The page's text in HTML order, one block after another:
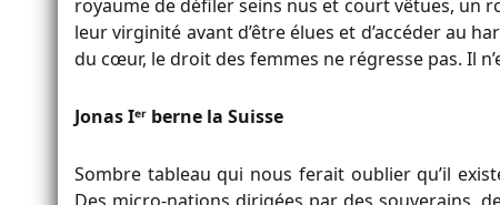
royaume de défiler seins nus et court vêtues, un
leur virginité avant d’être élues et d’accéder au
du cœur, le droit des femmes ne régresse pas. Il
Jonas Iᵉʳ berne la Suisse
Sombre tableau qui nous ferait oublier qu’il
Des micro-nations dirigées par des souverains,